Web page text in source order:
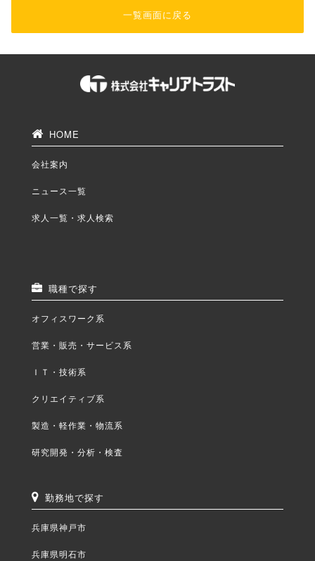
一覧画面に戻る
HOME
会社案内
ニュース一覧
求人一覧・求人検索
職種で探す
オフィスワーク系
営業・販売・サービス系
ＩＴ・技術系
クリエイティブ系
製造・軽作業・物流系
研究開発・分析・検査
勤務地で探す
兵庫県神戸市
兵庫県明石市